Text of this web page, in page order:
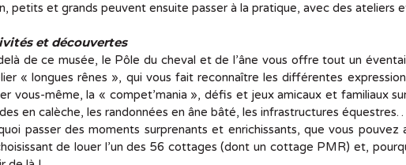
petits et grands peuvent ensuite passer à la pratique, avec des ateliers
et découvertes
de ce musée, le Pôle du cheval et de l’âne vous offre tout un
« longues rênes », qui vous fait reconnaître les différentes
vous-même, la « compet’mania », défis et jeux amicaux et familiaux
en calèche, les randonnées en âne bâté, les infrastructures
passer des moments surprenants et enrichissants, que vous pouvez
de louer l’un des 56 cottages (dont un cottage PMR) et,